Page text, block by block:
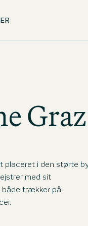
Graz
placeret i den størte
med sit
både trækker på